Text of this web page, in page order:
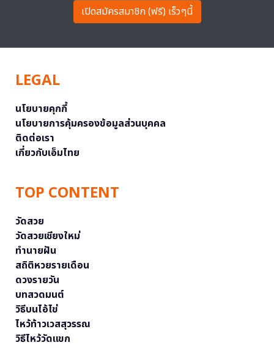
เปิดสมัครสมาชิก (ฟรี) เร็วๆนี้
LEGAL
นโยบายคุกกี้
นโยบายการคุ้มครองข้อมูลส่วนบุคคล
ติดต่อเรา
เกี่ยวกับเอ็มไทย
TOP CONTENT
วัดสวย
วัดสวยเชียงใหม่
ทำนายฝัน
สถิติหวยรายเดือน
ดวงรายวัน
บทสวดมนต์
วิธีบนไอ้ไข่
ไหว้ท้าวเวสสุวรรณ
วิธีไหว้วัดแขก